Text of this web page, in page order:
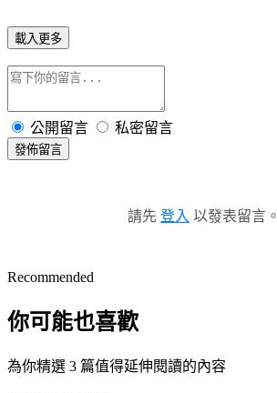
載入更多
公開留言 私密留言
發佈留言
請先 登入 以發表留言。
Recommended
你可能也喜歡
為你精選 3 篇值得延伸閱讀的內容